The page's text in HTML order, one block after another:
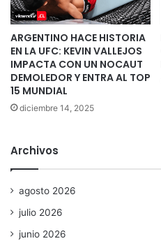
ARGENTINO HACE HISTORIA
EN LA UFC: KEVIN VALLEJOS
IMPACTA CON UN NOCAUT
DEMOLEDOR Y ENTRA AL TOP
15 MUNDIAL
diciembre 14, 2025
Archivos
agosto 2026
julio 2026
junio 2026